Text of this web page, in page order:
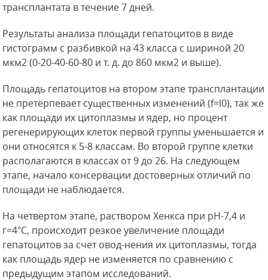
трансплантата в течение 7 дней.
Результаты анализа площади гепатоцитов в виде
гистограмм с разбивкой на 43 класса с шириной 20
мкм2 (0-20-40-60-80 и т. д. до 860 мкм2 и выше).
Площадь гепатоцитов на втором этапе трансплантации
не претерпевает существенных изменений (f=l0), так же
как площади их цитоплазмы и ядер, но процент
регенерирующих клеток первой группы уменьшается и
они относятся к 5-8 классам. Во второй группе клетки
располагаются в классах от 9 до 26. На следующем
этапе, начало консервации достоверных отличий по
площади не наблюдается.
На четвертом этапе, раствором Хенкса при рН-7,4 и
г=4°С, происходит резкое увеличение площади
гепатоцитов за счет овод-нения их цитоплазмы, тогда
как площадь ядер не изменяется по сравнению с
предыдущим этапом исследований.